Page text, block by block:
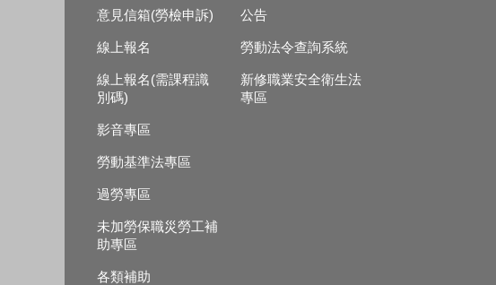
意見信箱(勞檢申訴)
線上報名
線上報名(需課程識
別碼)
影音專區
勞動基準法專區
過勞專區
未加勞保職災勞工補
助專區
各類補助
公告
勞動法令查詢系統
新修職業安全衛生法
專區